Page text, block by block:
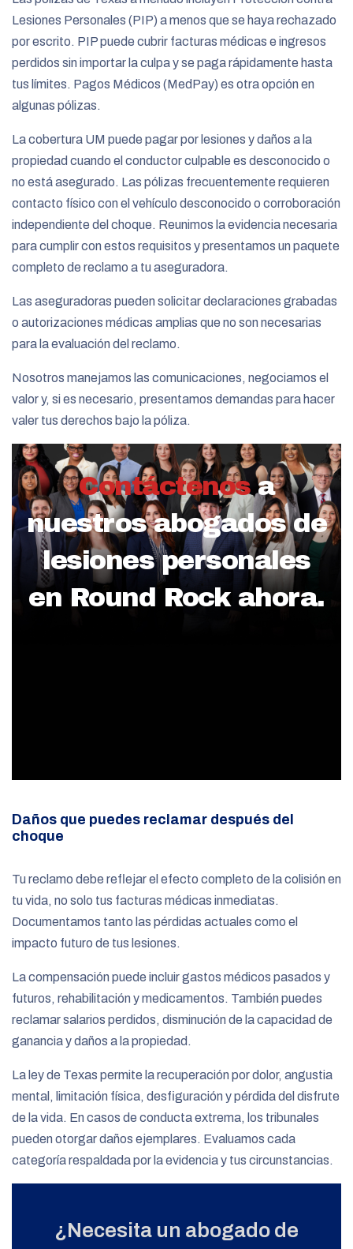
Lesiones Personales (PIP) a menos que se haya rechazado
por escrito. PIP puede cubrir facturas médicas e ingresos
perdidos sin importar la culpa y se paga rápidamente hasta
tus límites. Pagos Médicos (MedPay) es otra opción en
algunas pólizas.
La cobertura UM puede pagar por lesiones y daños a la
propiedad cuando el conductor culpable es desconocido o
no está asegurado. Las pólizas frecuentemente requieren
contacto físico con el vehículo desconocido o corroboración
independiente del choque. Reunimos la evidencia necesaria
para cumplir con estos requisitos y presentamos un paquete
completo de reclamo a tu aseguradora.
Las aseguradoras pueden solicitar declaraciones grabadas
o autorizaciones médicas amplias que no son necesarias
para la evaluación del reclamo.
Nosotros manejamos las comunicaciones, negociamos el
valor y, si es necesario, presentamos demandas para hacer
valer tus derechos bajo la póliza.
Contáctenos a
nuestros abogados de
lesiones personales
en Round Rock ahora.
Daños que puedes reclamar después del
choque
Tu reclamo debe reflejar el efecto completo de la colisión en
tu vida, no solo tus facturas médicas inmediatas.
Documentamos tanto las pérdidas actuales como el
impacto futuro de tus lesiones.
La compensación puede incluir gastos médicos pasados y
futuros, rehabilitación y medicamentos. También puedes
reclamar salarios perdidos, disminución de la capacidad de
ganancia y daños a la propiedad.
La ley de Texas permite la recuperación por dolor, angustia
mental, limitación física, desfiguración y pérdida del disfrute
de la vida. En casos de conducta extrema, los tribunales
pueden otorgar daños ejemplares. Evaluamos cada
categoría respaldada por la evidencia y tus circunstancias.
¿Necesita un abogado de